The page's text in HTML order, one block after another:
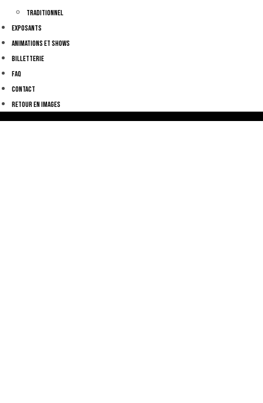
Traditionnel
Exposants
Animations et shows
Billetterie
FAQ
Contact
Retour en images